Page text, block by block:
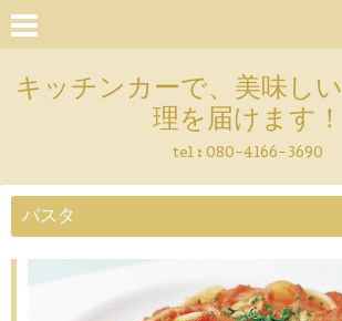
キッチンカーで、美味し
理を届けます！
tel : 080-4166-3690
パスタ